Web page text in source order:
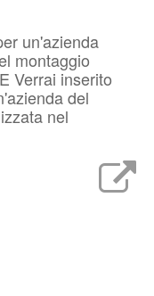
un'azienda
montaggio
Verrai inserito
del
nel